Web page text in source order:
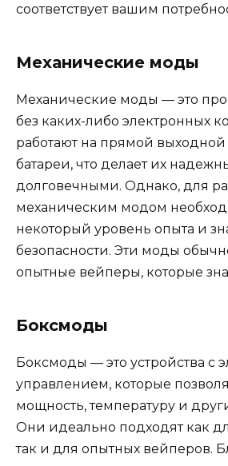
соответствует вашим
Механические моды
Механические моды — это
без каких-либо электронных
работают на прямой
батареи, что делает их
долговечными. Однако, для
механическим модом
некоторый уровень опыта и
безопасности. Эти моды
опытные вейперы, которые
Боксмоды
Боксмоды — это устройства с
управлением, которые
мощность, температуру и
Они идеально подходят как
так и для опытных вейперов.